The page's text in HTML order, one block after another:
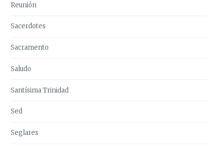
Reunión
Sacerdotes
Sacramento
Saludo
Santísima Trinidad
Sed
Seglares